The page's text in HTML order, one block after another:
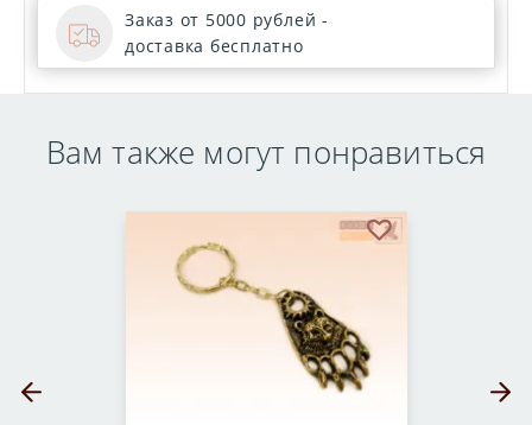
Заказ от 5000 рублей -
доставка бесплатно
Вам также могут понравиться
Предыдущий слайд